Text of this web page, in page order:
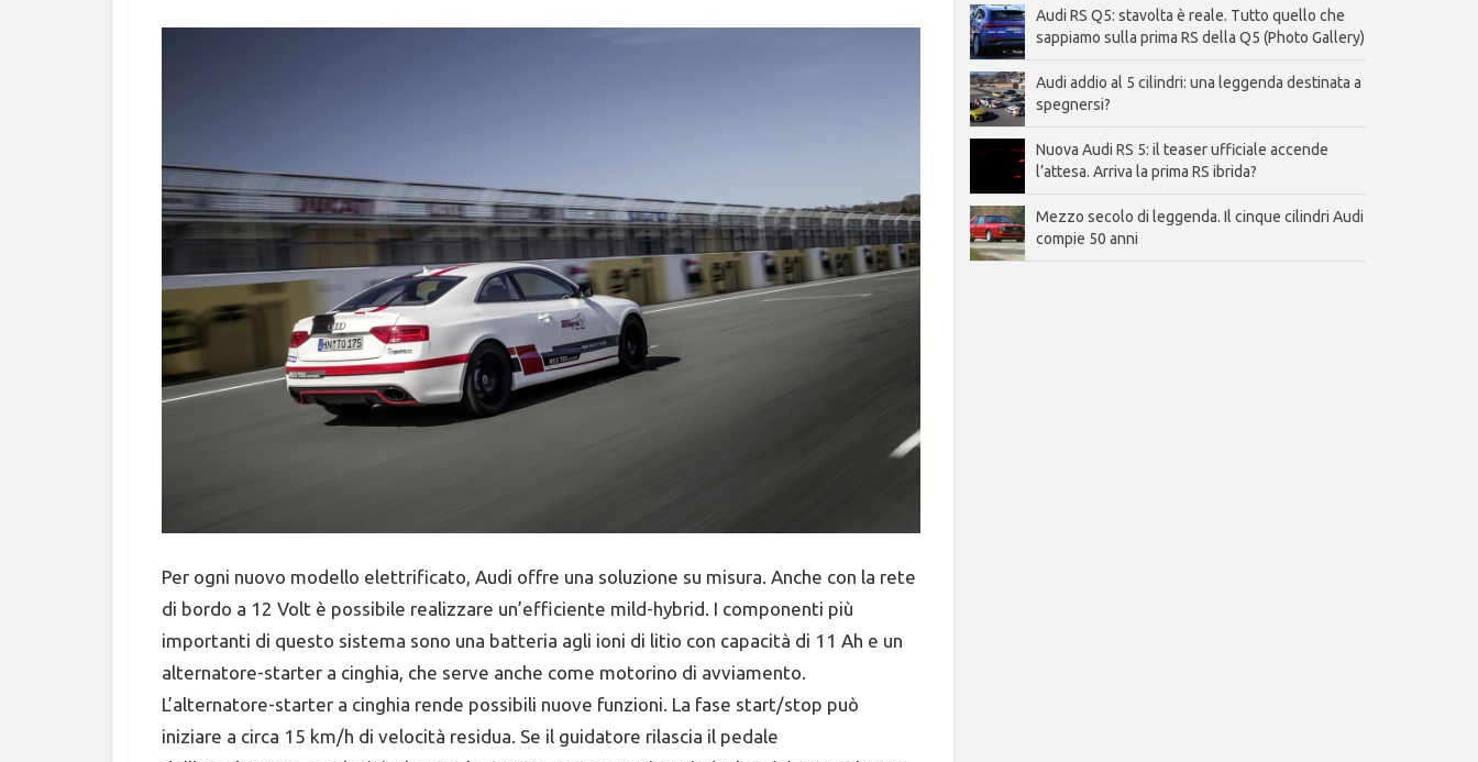
Per ogni nuovo modello elettrificato, Audi offre una soluzione su misura. Anche con la rete
di bordo a 12 Volt è possibile realizzare un’efficiente mild-hybrid. I componenti più
importanti di questo sistema sono una batteria agli ioni di litio con capacità di 11 Ah e un
alternatore-starter a cinghia, che serve anche come motorino di avviamento.
L’alternatore-starter a cinghia rende possibili nuove funzioni. La fase start/stop può
iniziare a circa 15 km/h di velocità residua. Se il guidatore rilascia il pedale
Audi RS Q5: stavolta è reale. Tutto quello che
sappiamo sulla prima RS della Q5 (Photo Gallery)
Audi addio al 5 cilindri: una leggenda destinata a
spegnersi?
Nuova Audi RS 5: il teaser ufficiale accende
l’attesa. Arriva la prima RS ibrida?
Mezzo secolo di leggenda. Il cinque cilindri Audi
compie 50 anni